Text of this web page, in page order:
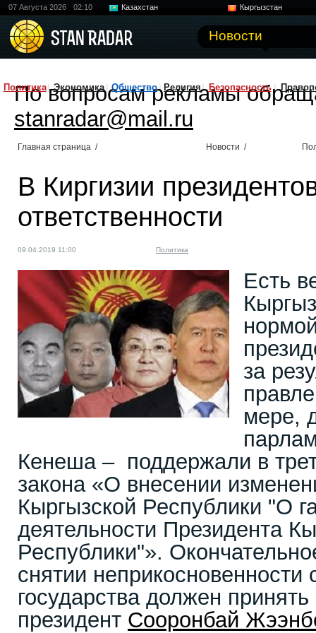
07 Августа 2026 02:10 Казахстан
Кыргызстан
Новости
Политика Экономика Общество Религия Безопасность
По вопросам рекламы
stanradar@mail.ru
Главная страница / Новости /
В Киргизии
ответственности
09.04.2019 11:00 Политика
Есть
за
мере,
Кенеша – поддержали в
закона «О внесении
Кыргызской Республики "О
деятельности Президента
Республики"».
снятии неприкосновенности
государства должен
президент Сооронбай